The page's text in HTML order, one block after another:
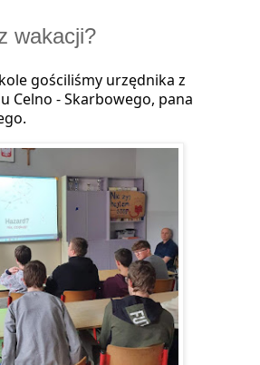
wakacji?
gościliśmy urzędnika z
Celno - Skarbowego, pana